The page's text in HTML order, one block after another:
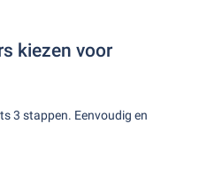
kiezen voor
3 stappen. Eenvoudig en